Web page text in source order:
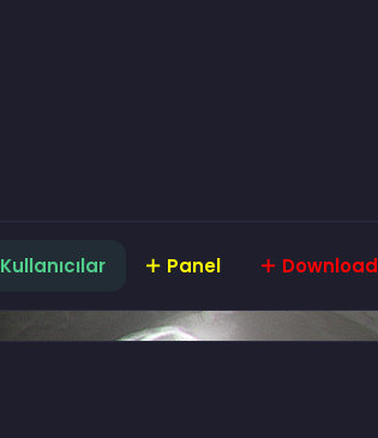
Kullanıcılar Panel Download